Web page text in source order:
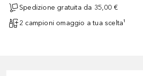
Spedizione gratuita da 35,00 €
2 campioni omaggio a tua scelta¹